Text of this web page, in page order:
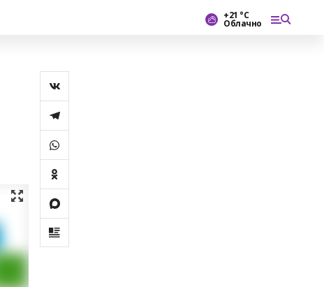
+21 °С
Облачно